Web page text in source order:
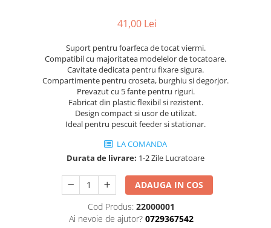
41,00 Lei
Suport pentru foarfeca de tocat viermi.
Compatibil cu majoritatea modelelor de tocatoare.
Cavitate dedicata pentru fixare sigura.
Compartimente pentru croseta, burghiu si degorjor.
Prevazut cu 5 fante pentru riguri.
Fabricat din plastic flexibil si rezistent.
Design compact si usor de utilizat.
Ideal pentru pescuit feeder si stationar.
LA COMANDA
Durata de livrare: 1-2 Zile Lucratoare
ADAUGA IN COS
Cod Produs: 22000001
Ai nevoie de ajutor? 0729367542